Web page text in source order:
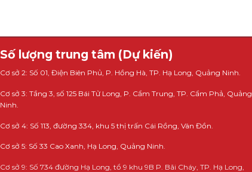
Số lượng trung tâm (Dự kiến)
Cơ sở 2: Số 01, Điện Biên Phủ, P. Hồng Hà, TP. Hạ Long, Quảng Ninh.
Cơ sở 3: Tầng 3, số 125 Bái Tử Long, P. Cẩm Trung, TP. Cẩm Phả, Quảng
Ninh.
Cơ sở 4: Số 113, đường 334, khu 5 thị trấn Cái Rồng, Vân Đồn.
Cơ sở 5: Số 33 Cao Xanh, Hạ Long, Quảng Ninh.
Cơ sở 9: Số 734 đường Hạ Long, tổ 9 khu 9B P. Bãi Cháy, TP. Hạ Long,